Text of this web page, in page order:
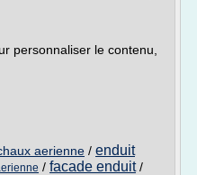
personnaliser le contenu,
aerienne / enduit
/ facade enduit/